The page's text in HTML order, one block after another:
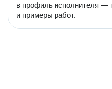
в профиль исполнителя —
и примеры работ.